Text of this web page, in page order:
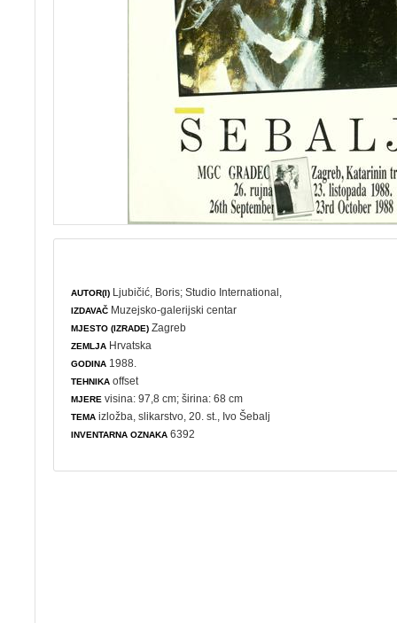
AUTOR(I) Ljubičić, Boris;Studio International,
IZDAVAČ Muzejsko-galerijski centar
MJESTO (IZRADE) Zagreb
ZEMLJA Hrvatska
GODINA 1988.
TEHNIKA offset
MJERE visina: 97,8 cm; širina: 68 cm
TEMA izložba ,slikarstvo , 20. st., Ivo Šebalj
INVENTARNA OZNAKA 6392